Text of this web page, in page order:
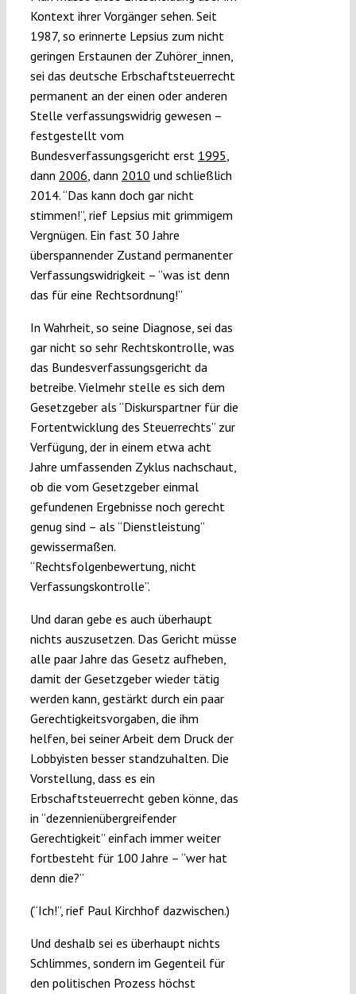
Kontext ihrer Vorgänger sehen. Seit
1987, so erinnerte Lepsius zum nicht
geringen Erstaunen der Zuhörer_innen,
sei das deutsche Erbschaftsteuerrecht
permanent an der einen oder anderen
Stelle verfassungswidrig gewesen –
festgestellt vom
Bundesverfassungsgericht erst 1995,
dann 2006, dann 2010 und schließlich
2014. “Das kann doch gar nicht
stimmen!”, rief Lepsius mit grimmigem
Vergnügen. Ein fast 30 Jahre
überspannender Zustand permanenter
Verfassungswidrigkeit – “was ist denn
das für eine Rechtsordnung!”
In Wahrheit, so seine Diagnose, sei das
gar nicht so sehr Rechtskontrolle, was
das Bundesverfassungsgericht da
betreibe. Vielmehr stelle es sich dem
Gesetzgeber als “Diskurspartner für die
Fortentwicklung des Steuerrechts” zur
Verfügung, der in einem etwa acht
Jahre umfassenden Zyklus nachschaut,
ob die vom Gesetzgeber einmal
gefundenen Ergebnisse noch gerecht
genug sind – als “Dienstleistung”
gewissermaßen.
“Rechtsfolgenbewertung, nicht
Verfassungskontrolle”.
Und daran gebe es auch überhaupt
nichts auszusetzen. Das Gericht müsse
alle paar Jahre das Gesetz aufheben,
damit der Gesetzgeber wieder tätig
werden kann, gestärkt durch ein paar
Gerechtigkeitsvorgaben, die ihm
helfen, bei seiner Arbeit dem Druck der
Lobbyisten besser standzuhalten. Die
Vorstellung, dass es ein
Erbschaftsteuerrecht geben könne, das
in “dezennienübergreifender
Gerechtigkeit” einfach immer weiter
fortbesteht für 100 Jahre – “wer hat
denn die?”
(“Ich!”, rief Paul Kirchhof dazwischen.)
Und deshalb sei es überhaupt nichts
Schlimmes, sondern im Gegenteil für
den politischen Prozess höchst